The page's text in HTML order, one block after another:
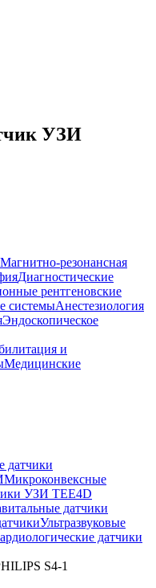
УЗИ
Магнитно-резонансная
Диагностические
рентгеновские
системыАнестезиология
Эндоскопическое
и
Медицинские
датчики
Микроконвексные
УЗИ TEE4D
датчики
Ультразвуковые
датчики
S4-1